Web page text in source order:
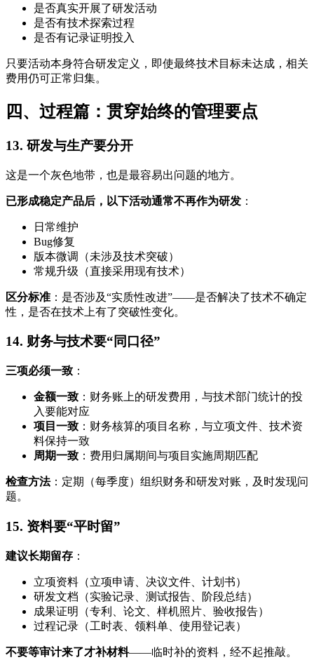
是否真实开展了研发活动
是否有技术探索过程
是否有记录证明投入
只要活动本身符合研发定义，即使最终技术目标未达成，相关
费用仍可正常归集。
四、过程篇：贯穿始终的管理要点
13. 研发与生产要分开
这是一个灰色地带，也是最容易出问题的地方。
已形成稳定产品后，以下活动通常不再作为研发 ：
日常维护
Bug修复
版本微调（未涉及技术突破）
常规升级（直接采用现有技术）
区分标准 ：是否涉及“实质性改进”——是否解决了技术不确定
性，是否在技术上有了突破性变化。
14. 财务与技术要“同口径”
三项必须一致 ：
金额一致 ：财务账上的研发费用，与技术部门统计的投
入要能对应
项目一致 ：财务核算的项目名称，与立项文件、技术资
料保持一致
周期一致 ：费用归属期间与项目实施周期匹配
检查方法：定期（每季度）组织财务和研发对账，及时发现问
题。
15. 资料要“平时留”
建议长期留存 ：
立项资料（立项申请、决议文件、计划书）
研发文档（实验记录、测试报告、阶段总结）
成果证明（专利、论文、样机照片、验收报告）
过程记录（工时表、领料单、使用登记表）
不要等审计来了才补材料——临时补的资料，经不起推敲。